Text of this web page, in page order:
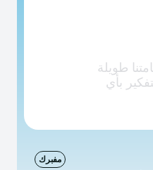
طويلة
بأي
مفبرك